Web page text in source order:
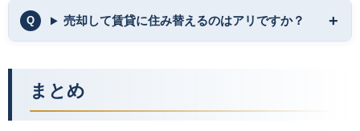
売却して賃貸に住み替えるのはアリですか？
まとめ